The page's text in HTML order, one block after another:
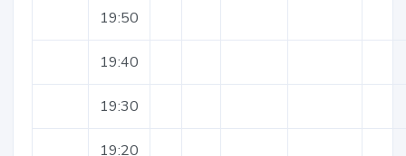
19:50
19:40
19:30
19:20